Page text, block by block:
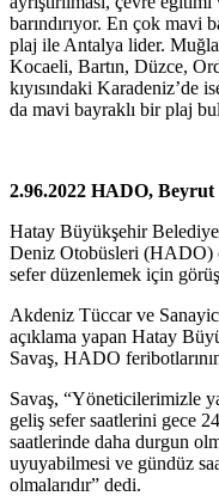
barındırıyor. En çok mavi
plaj ile Antalya lider.
Kocaeli, Bartın, Düzce,
kıyısındaki Karadeniz’de
da mavi bayraklı bir plaj
2.96.2022 HADO, Beyrut
Hatay Büyükşehir
Deniz Otobüsleri (HADO)
sefer düzenlemek için
Akdeniz Tüccar ve
açıklama yapan Hatay
Savaş, HADO
Savaş, “Yöneticilerimizle
geliş sefer saatlerini gece
saatlerinde daha durgun
uyuyabilmesi ve gündüz
olmalarıdır” dedi.